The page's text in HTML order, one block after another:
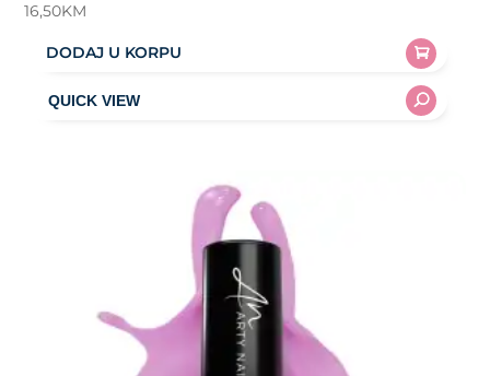
16,50KM
DODAJ U KORPU